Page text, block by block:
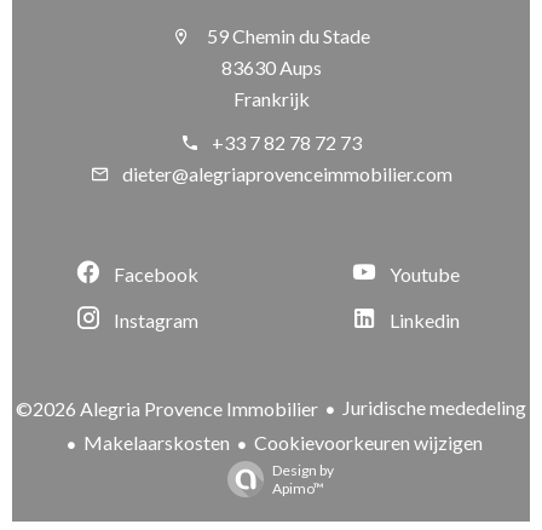
59 Chemin du Stade
83630 Aups
Frankrijk
+33 7 82 78 72 73
dieter@alegriaprovenceimmobilier.com
Facebook
Instagram
Youtube
Linkedin
©2026 Alegria Provence Immobilier
Juridische mededeling
Makelaarskosten
Cookievoorkeuren wijzigen
Design by
Apimo™